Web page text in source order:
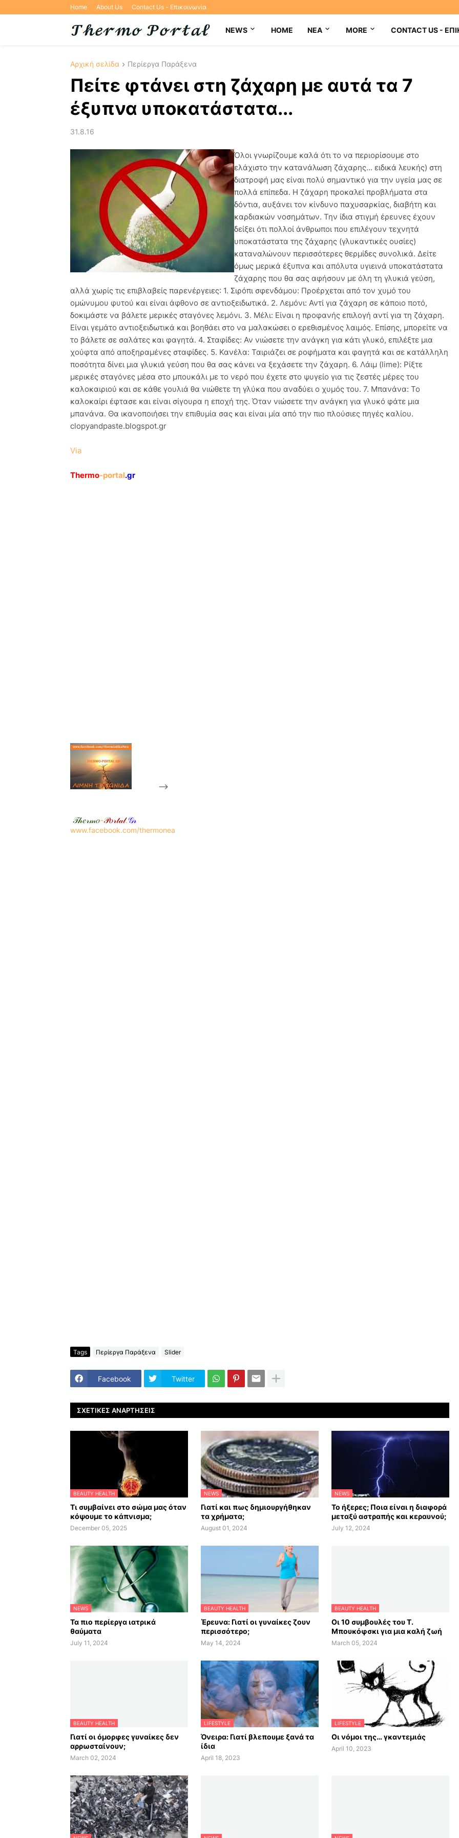
Home About Us Contact Us - Επικοινωνία
NEWS HOME NEA MORE CONTACT US -
Αρχική σελίδα Περίεργα Παράξενα
Πείτε φτάνει στη ζάχαρη με αυτά τα 7
έξυπνα υποκατάστατα...
31.8.16
Όλοι γνωρίζουμε καλά ότι το να περιορίσουμε στο
ελάχιστο την κατανάλωση ζάχαρης... ειδικά λευκής) στη
διατροφή μας είναι πολύ σημαντικό για την υγεία μας σε
πολλά επίπεδα. Η ζάχαρη προκαλεί προβλήματα στα
δόντια, αυξάνει τον κίνδυνο παχυσαρκίας, διαβήτη και
καρδιακών νοσημάτων. Την ίδια στιγμή έρευνες έχουν
δείξει ότι πολλοί άνθρωποι που επιλέγουν τεχνητά
υποκατάστατα της ζάχαρης (γλυκαντικές ουσίες)
καταναλώνουν περισσότερες θερμίδες συνολικά. Δείτε
όμως μερικά έξυπνα και απόλυτα υγιεινά υποκατάστατα
ζάχαρης που θα σας αφήσουν με όλη τη γλυκιά γεύση,
αλλά χωρίς τις επιβλαβείς παρενέργειες: 1. Σιρόπι σφενδάμου: Προέρχεται από τον χυμό του
ομώνυμου φυτού και είναι άφθονο σε αντιοξειδωτικά. 2. Λεμόνι: Αντί για ζάχαρη σε κάποιο ποτό,
δοκιμάστε να βάλετε μερικές σταγόνες λεμόνι. 3. Μέλι: Είναι η προφανής επιλογή αντί για τη ζάχαρη.
Είναι γεμάτο αντιοξειδωτικά και βοηθάει στο να μαλακώσει ο ερεθισμένος λαιμός. Επίσης, μπορείτε να
το βάλετε σε σαλάτες και φαγητά. 4. Σταφίδες: Αν νιώσετε την ανάγκη για κάτι γλυκό, επιλέξτε μια
χούφτα από αποξηραμένες σταφίδες. 5. Κανέλα: Ταιριάζει σε ροφήματα και φαγητά και σε κατάλληλη
ποσότητα δίνει μια γλυκιά γεύση που θα σας κάνει να ξεχάσετε την ζάχαρη. 6. Λάιμ (lime): Ρίξτε
μερικές σταγόνες μέσα στο μπουκάλι με το νερό που έχετε στο ψυγείο για τις ζεστές μέρες του
καλοκαιριού και σε κάθε γουλιά θα νιώθετε τη γλύκα που αναδύει ο χυμός του. 7. Μπανάνα: Το
καλοκαίρι έφτασε και είναι σίγουρα η εποχή της. Όταν νιώσετε την ανάγκη για γλυκό φάτε μια
μπανάνα. Θα ικανοποιήσει την επιθυμία σας και είναι μία από την πιο πλούσιες πηγές καλίου.
clopyandpaste.blogspot.gr
Via
Thermo-portal.gr
-->
𝒯𝒽𝑒𝓇𝓂𝑜-𝒫𝑜𝓇𝓉𝒶𝓁.𝒢𝓇
www.facebook.com/thermonea
Tags Περίεργα Παράξενα Slider
Facebook Twitter
ΣΧΕΤΙΚΈΣ ΑΝΑΡΤΉΣΕΙΣ
BEAUTY HEALTH
Τι συμβαίνει στο σώμα μας όταν
κόψουμε το κάπνισμα;
December 05, 2025
NEWS
Γιατί και πως δημιουργήθηκαν
τα χρήματα;
August 01, 2024
NEWS
Το ήξερες; Ποια είναι η διαφορά
μεταξύ αστραπής και κεραυνού;
July 12, 2024
NEWS
Τα πιο περίεργα ιατρικά
θαύματα
July 11, 2024
BEAUTY HEALTH
Έρευνα: Γιατί οι γυναίκες ζουν
περισσότερο;
May 14, 2024
BEAUTY HEALTH
Οι 10 συμβουλές του Τ.
Μπουκόφσκι για μια καλή ζωή
March 05, 2024
BEAUTY HEALTH
Γιατί οι όμορφες γυναίκες δεν
αρρωσταίνουν;
March 02, 2024
LIFESTYLE
Όνειρα: Γιατί βλεπουμε ξανά τα
ίδια
April 18, 2023
LIFESTYLE
Οι νόμοι της… γκαντεμιάς
April 10, 2023